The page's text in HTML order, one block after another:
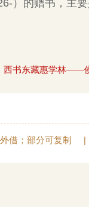
）的赠书，主
西书东藏惠学林——
借；部分可复制 |